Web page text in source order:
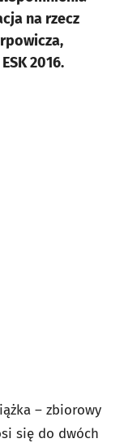
na rzecz
2016.
– zbiorowy
się do dwóch